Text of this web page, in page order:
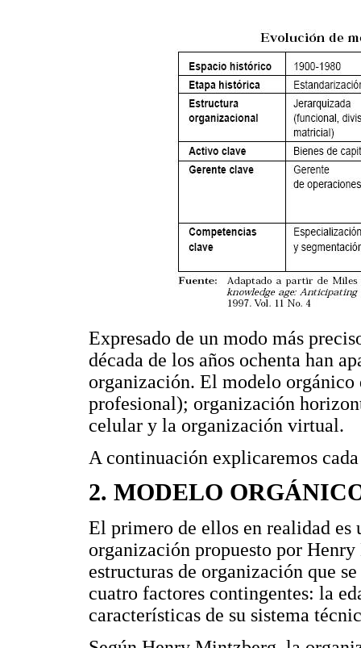
Expresado de un modo más
década de los años ochenta han
organización. El modelo
profesional); organización
celular y la organización virtual.
A continuación explicaremos
2. MODELO
El primero de ellos en realidad es
organización propuesto por
estructuras de organización que
cuatro factores contingentes: la
características de su sistema